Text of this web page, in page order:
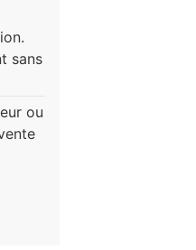
sans
ou